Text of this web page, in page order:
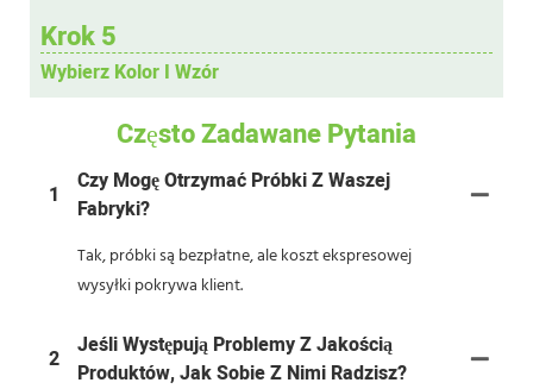
Krok 5
Wybierz Kolor I Wzór
Często Zadawane Pytania
1
Czy Mogę Otrzymać Próbki Z Waszej
Fabryki?
Tak, próbki są bezpłatne, ale koszt ekspresowej
wysyłki pokrywa klient.
2
Jeśli Występują Problemy Z Jakością
Produktów, Jak Sobie Z Nimi Radzisz?